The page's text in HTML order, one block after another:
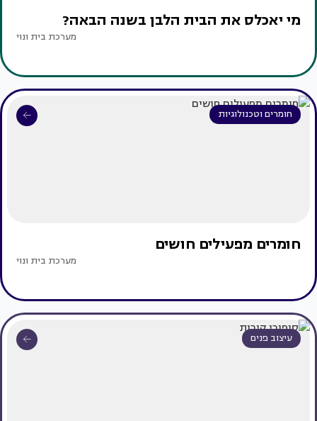
מי יאכלס את הבית הלבן בשנה הבאה?
מערכת בית ונוי
חומרים וטכנולוגיות
חומרים מפעילים חושים
מערכת בית ונוי
עיצוב פנים